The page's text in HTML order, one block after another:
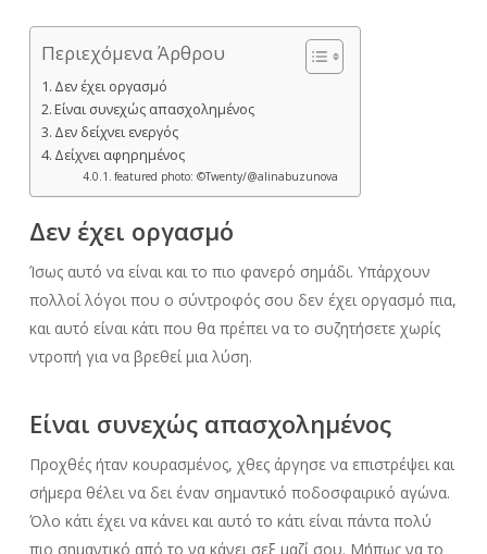
Περιεχόμενα Άρθρου
Δεν έχει οργασμό
Είναι συνεχώς απασχολημένος
Δεν δείχνει ενεργός
Δείχνει αφηρημένος
featured photo: ©Twenty/@alinabuzunova
Δεν έχει οργασμό
Ίσως αυτό να είναι και το πιο φανερό σημάδι. Υπάρχουν
πολλοί λόγοι που ο σύντροφός σου δεν έχει οργασμό πια,
και αυτό είναι κάτι που θα πρέπει να το συζητήσετε χωρίς
ντροπή για να βρεθεί μια λύση.
Είναι συνεχώς απασχολημένος
Προχθές ήταν κουρασμένος, χθες άργησε να επιστρέψει και
σήμερα θέλει να δει έναν σημαντικό ποδοσφαιρικό αγώνα.
Όλο κάτι έχει να κάνει και αυτό το κάτι είναι πάντα πολύ
πιο σημαντικό από το να κάνει σεξ μαζί σου. Μήπως να το